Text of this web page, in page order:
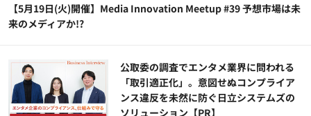
【5月19日(火)開催】Media Innovation Meetup #39 予想市場は未
来のメディアか!?
公​​取委の調査でエンタメ業界に問われる
「取引適正化」。意図せぬコンプライア
ンス違反を未然に防ぐ日立システムズの
ソリューション​【PR】